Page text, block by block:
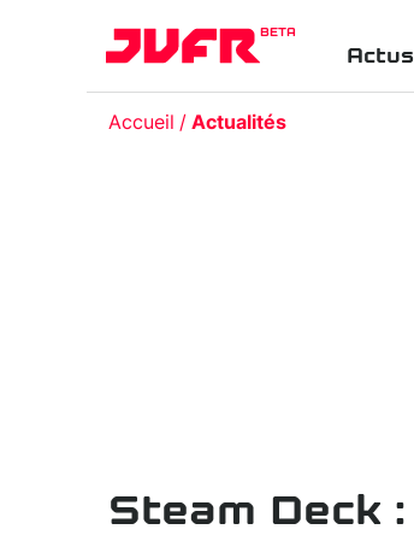
BETA
Actus
Accueil Actualités
Steam Deck